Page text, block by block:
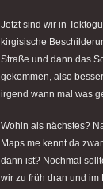
Jetzt sind wir in
kirgisische
Straße und dann das
gekommen, also
irgend wann mal was
Wohin als nächstes?
Maps.me kennt da
dann ist? Nochmal
wir zu früh dran und im